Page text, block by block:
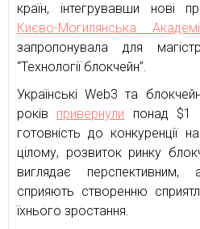
країн, інтегрувавши нові
Києво-Могилянська
запропонувала для
“Технології блокчейн”.
Українські Web3 та
років привернули понад $1
готовність до конкуренції
цілому, розвиток ринку
виглядає перспективним,
сприяють створенню
їхнього зростання.